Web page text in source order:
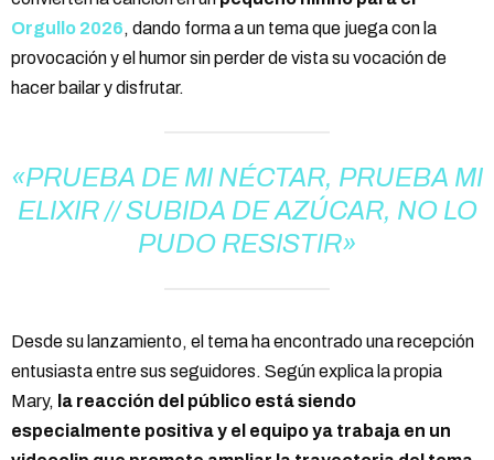
Orgullo 2026, dando forma a un tema que juega con la
provocación y el humor sin perder de vista su vocación de
hacer bailar y disfrutar.
«PRUEBA DE MI NÉCTAR, PRUEBA MI
ELIXIR // SUBIDA DE AZÚCAR, NO LO
PUDO RESISTIR»
Desde su lanzamiento, el tema ha encontrado una recepción
entusiasta entre sus seguidores. Según explica la propia
Mary, la reacción del público está siendo
especialmente positiva y el equipo ya trabaja en un